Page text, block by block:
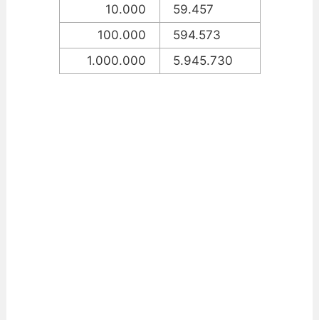
10.000
59.457
100.000
594.573
1.000.000
5.945.730